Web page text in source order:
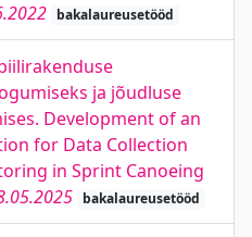
bakalaureusetööd
ja jõudluse
Development of an
for Data Collection
in Sprint Canoeing
bakalaureusetööd